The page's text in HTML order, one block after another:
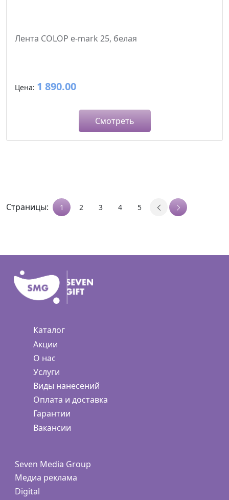
Лента COLOP e-mark 25, белая
Цена: 1 890.00
Смотреть
Страницы: 1 2 3 4 5
Каталог
Акции
О нас
Услуги
Виды нанесений
Оплата и доставка
Гарантии
Вакансии
Seven Media Group
Медиа реклама
Digital